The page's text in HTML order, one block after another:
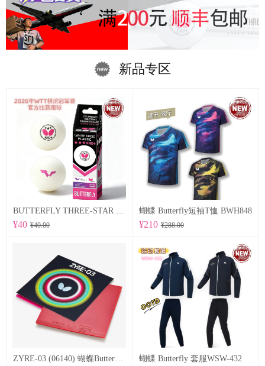
新品专区
¥40 ¥40.00
蝴蝶 Butterfly短袖T恤 BWH848
¥210 ¥288.00
ZYRE-03 (06140) 蝴蝶Butterfly 专业反胶套胶 蝴蝶 Butterfly 套服WSW-432